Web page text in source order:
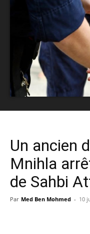
Un ancien
Mnihla
de Sahbi
Par Med Ben Mohmed - 10